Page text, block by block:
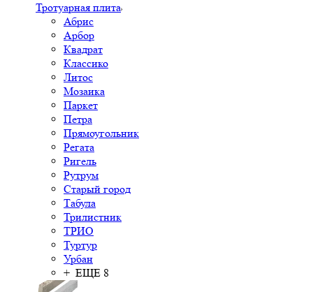
Тротуарная плита
Абрис
Арбор
Квадрат
Классико
Литос
Мозаика
Паркет
Петра
Прямоугольник
Регата
Ригель
Рутрум
Старый город
Табула
Трилистник
ТРИО
Туртур
Урбан
+ ЕЩЕ 8